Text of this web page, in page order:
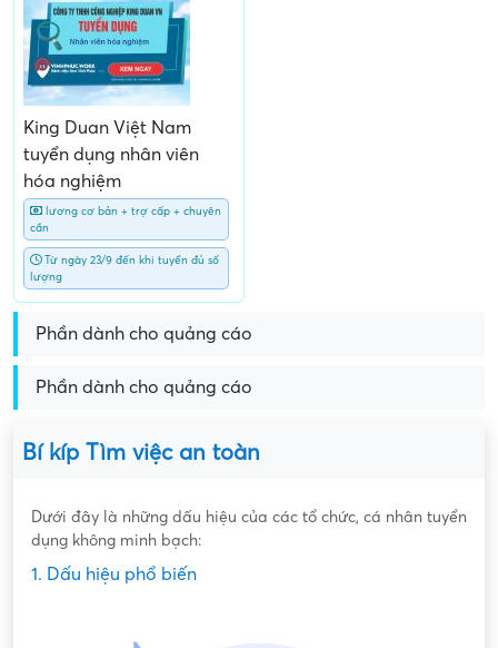
King Duan Việt Nam
tuyển dụng nhân viên
hóa nghiệm
lương cơ bản + trợ cấp + chuyên
cần
Từ ngày 23/9 đến khi tuyển đủ số
lượng
Phần dành cho quảng cáo
Phần dành cho quảng cáo
Bí kíp Tìm việc an toàn
Dưới đây là những dấu hiệu của các tổ chức, cá nhân tuyển
dụng không minh bạch:
1. Dấu hiệu phổ biến